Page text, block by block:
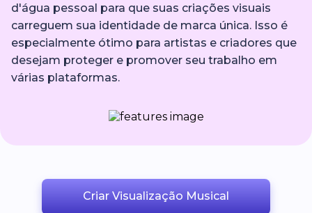
d'água pessoal para que suas criações visuais
carreguem sua identidade de marca única. Isso é
especialmente ótimo para artistas e criadores que
desejam proteger e promover seu trabalho em
várias plataformas.
Criar Visualização Musical